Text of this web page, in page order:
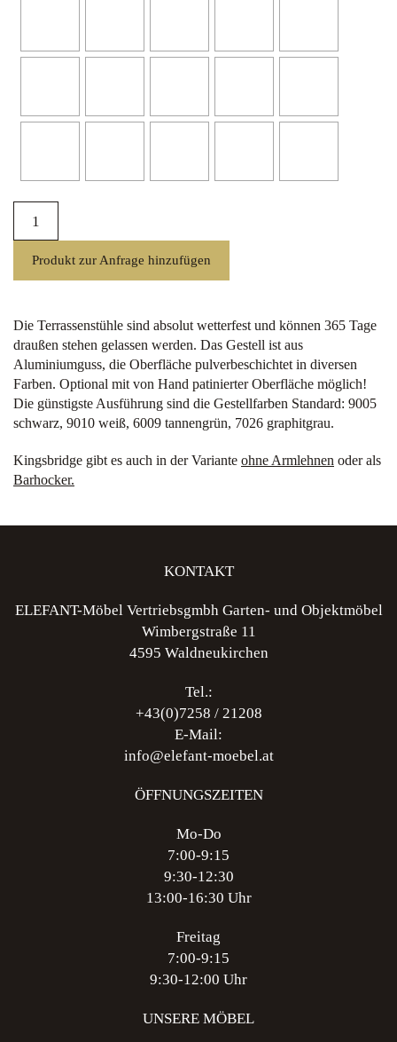
ArmProdukt zur Anfrage hinzufügen
Die Terrassenstühle sind absolut wetterfest und können 365 Tage
draußen stehen gelassen werden. Das Gestell ist aus
Aluminiumguss, die Oberfläche pulverbeschichtet in diversen
Farben. Optional mit von Hand patinierter Oberfläche möglich!
Die günstigste Ausführung sind die Gestellfarben Standard: 9005
schwarz, 9010 weiß, 6009 tannengrün, 7026 graphitgrau.
Kingsbridge gibt es auch in der Variante ohne Armlehnen oder als
Barhocker.
KONTAKT
ELEFANT-Möbel Vertriebsgmbh Garten- und Objektmöbel
Wimbergstraße 11
4595 Waldneukirchen
Tel.:
+43(0)7258 / 21208
E-Mail:
info@elefant-moebel.at
ÖFFNUNGSZEITEN
Mo-Do
7:00-9:15
9:30-12:30
13:00-16:30 Uhr
Freitag
7:00-9:15
9:30-12:00 Uhr
UNSERE MÖBEL